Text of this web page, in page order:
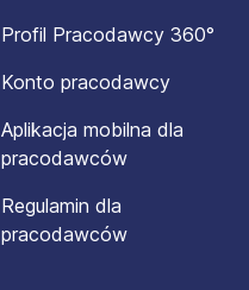
Profil Pracodawcy 360°
Konto pracodawcy
Aplikacja mobilna dla
pracodawców
Regulamin dla
pracodawców